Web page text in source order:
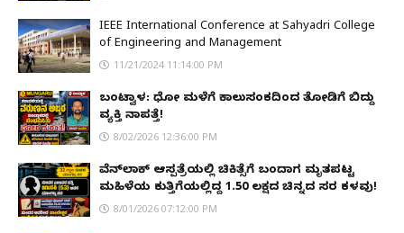
IEEE International Conference at Sahyadri College
of Engineering and Management
11/21/2024 11:14:00 PM
ಬಂಟ್ವಾಳ: ಧೋ ಮಳೆಗೆ ಕಾಲುಸಂಕದಿಂದ ತೋಡಿಗೆ ಬಿದ್ದು
ವ್ಯಕ್ತಿ ನಾಪತ್ತೆ!
8/02/2026 12:36:00 PM
ವೆನ್‌ಲಾಕ್ ಆಸ್ಪತ್ರೆಯಲ್ಲಿ ಚಿಕಿತ್ಸೆಗೆ ಬಂದಾಗ ಮೃತಪಟ್ಟ
ಮಹಿಳೆಯ ಕುತ್ತಿಗೆಯಲ್ಲಿದ್ದ ₹1.50 ಲಕ್ಷದ ಚಿನ್ನದ ಸರ ಕಳವು!
8/01/2026 07:12:00 PM